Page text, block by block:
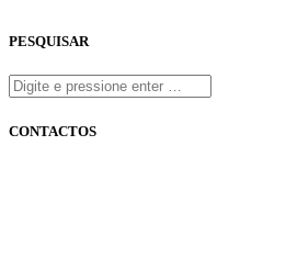
PESQUISAR
CONTACTOS